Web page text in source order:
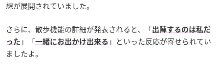
想が展開されていました。
さらに、散歩機能の詳細が発表されると、「出陣するのは私だ
った 」「一緒にお出かけ出来る 」といった反応が寄せられてい
ましたよ。